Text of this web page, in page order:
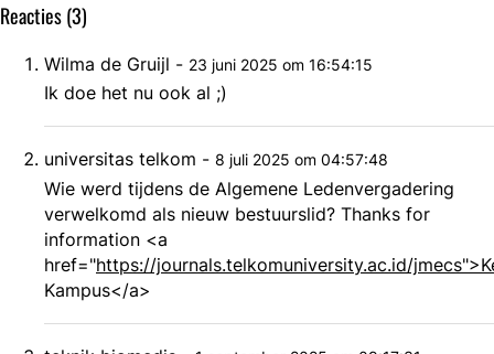
bruisende
Reacties (3)
Wilma de Gruijl - 23 juni 2025 om 16:54:15
Ik doe het nu ook al ;)
universitas telkom - 8 juli 2025 om 04:57:48
Wie werd tijdens de Algemene Ledenvergadering
verwelkomd als nieuw bestuurslid? Thanks for
information <a
href="https://journals.telkomuniversity.ac.id/
Kampus</a>